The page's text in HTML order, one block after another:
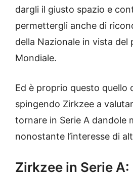
dargli il giusto spazio e
permettergli anche di
della Nazionale in vista del
Mondiale.
Ed è proprio questo quello
spingendo Zirkzee a
tornare in Serie A dandole
nonostante l’interesse di
Zirkzee in Serie